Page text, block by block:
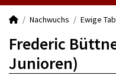
Nachwuchs Ewige
Frederic
Junioren)